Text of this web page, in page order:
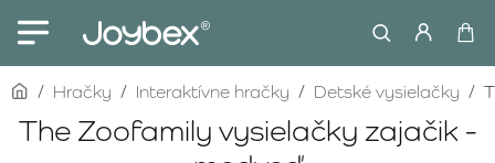
The Zoofamily vysielačky zajačik -
homeHračky Interaktívne hračky Detské vysielačky